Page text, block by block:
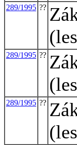
289/1995 ??
289/1995 ??
289/1995 ??